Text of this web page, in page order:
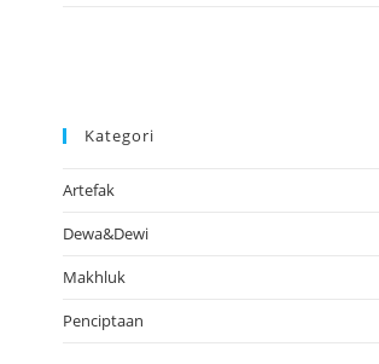
Kategori
Artefak
Dewa&Dewi
Makhluk
Penciptaan